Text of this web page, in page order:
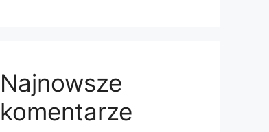
Najnowsze
komentarze